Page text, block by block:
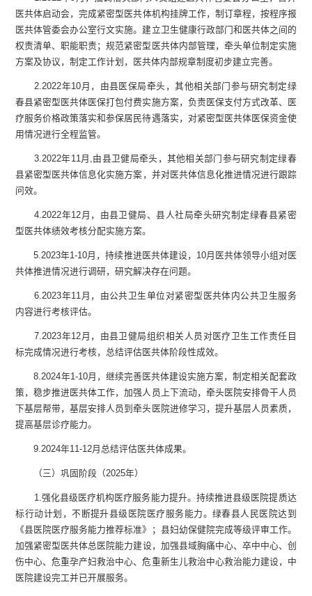
医共体启动会，完成紧密型医共体机构挂牌工作，制订章程，按程序报
医共体管委会办公室行文实施。建立卫生健康行政部门和医共体之间的
权责清单、职能职责；规范紧密型医共体内部管理，牵头单位制定实施
方案及协议，制定工作计划，医共体内部规章制度初步建立完善。
2.2022年10月，由县 医保局牵头，其他相关部门参与研究制定绿
春县紧密型医共体医保打包付费实施方案，负责医保支付方式改革、医
疗服务价格政策落实和参保居民待遇落实，对紧密型医共体医保资金使
用情况进行全程监管。
3.2022年11月 ,由县卫健局牵头，其他相关部门参与研究制定绿春
县紧密型医共体信息化实施方案，并对医共体信息化推进情况进行跟踪
问效。
4.2022年12月，由县卫健局、县 人社局牵头研究制定绿春县紧密
型医共体绩效考核分配实施方案。
5.2023年1-10月，持续推进医共体建设 ， 10月 医共体领导小组 对医
共体推进情况进行调研，研究解决存在问题。
6.2023年11月 ， 由公共卫生单位对紧密型医共体内公共卫生服务
内容进行考核评估。
7.2023年12月 ， 由县卫健局组织相关人员对医疗卫生工作责任目
标完成情况进行考核，总结评估医共体阶段性成效。
8.2024年1-10月 ， 继续完善医共体建设实施方案，制定相关配套政
策，稳步推进医共体工作，加强人员上下流动，牵头医院安排骨干人员
下基层帮带，基层安排人员到牵头医院进修学习，提升基层人员素质，
提高基层诊疗能力。
9.2024年11-12月 总结评估医共体成果。
（三）巩固阶段 （2025年）
1.强化县级医疗机构医疗服务能力提升。持续推进县级医院提质达
标行动计划，不断提升县级医院医疗服务能力。绿春县人民医院达到
《县医院医疗服务能力推荐标准》；县妇幼保健院完成等级评审工作。
加强紧密型医共体总 医院能力建设，加强县域胸痛中心、卒中中心、创
伤中心、危重孕产妇救治中心、危重新生儿救治中心救治能力建设 ， 中
医院建设完工并已开展服务。